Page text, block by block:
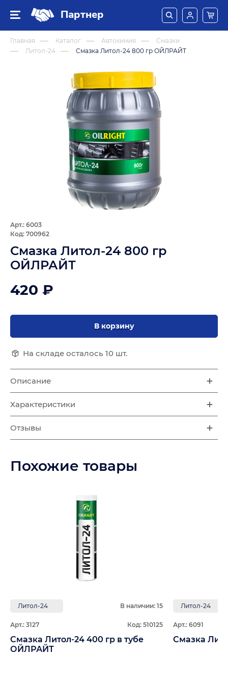
Партнер
Главная Каталог Автохимия
Смазки
Литол-24
Смазка Литол-24 800 гр ОЙЛРАЙТ
Арт.: 6003
Код: 700962
Смазка Литол-24 800 гр
ОЙЛРАЙТ
420 ₽
В корзину
На складе осталось 10 шт.
Описание
Характеристики
Отзывы
Похожие товары
Литол-24 В наличии: 15
Арт.: 3127 Код: 510125
Смазка Литол-24 400 гр в тубе
ОЙЛРАЙТ
Литол-24
Арт.: 6091